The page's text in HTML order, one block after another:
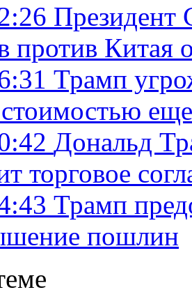
Президент
против Китая
Трамп
Дональд
торговое
Трамп
пошлин